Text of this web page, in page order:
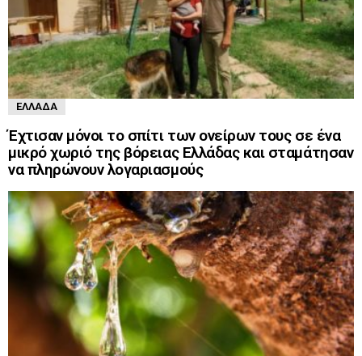
ΕΛΛΆΔΑ
Έχτισαν μόνοι το σπίτι των ονείρων τους σε ένα
μικρό χωριό της βόρειας Ελλάδας και σταμάτησαν
να πληρώνουν λογαριασμούς